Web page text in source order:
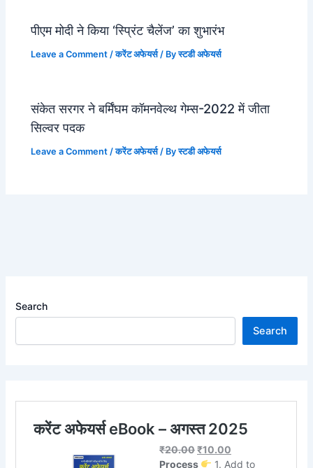
पीएम मोदी ने किया ‘स्प्रिंट चैलेंज’ का शुभारंभ
Leave a Comment /करेंट अफेयर्स/ Byस्टडी अफेयर्स
संकेत सरगर ने बर्मिंघम कॉमनवेल्थ गेम्स-2022 में जीता
सिल्वर पदक
Leave a Comment /करेंट अफेयर्स/ Byस्टडी अफेयर्स
Search
Search